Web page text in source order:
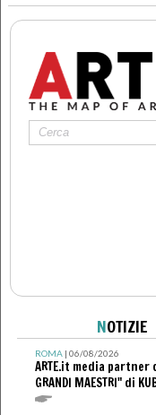
NOTIZIE
ROMA| 06/08/2026
ARTE.it media partner
GRANDI MAESTRI" di